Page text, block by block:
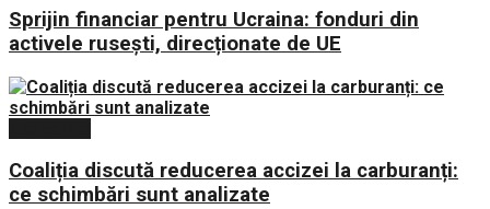
Sprijin financiar pentru Ucraina: fonduri din
activele rusești, direcționate de UE
Coaliția discută reducerea accizei la carburanți:
ce schimbări sunt analizate